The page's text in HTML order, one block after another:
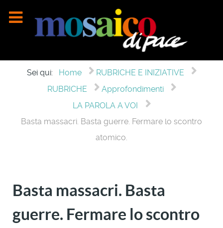
Sei qui: Home
RUBRICHE E INIZIATIVE
RUBRICHE
Approfondimenti
LA PAROLA A VOI
Basta massacri. Basta guerre. Fermare lo scontro
atomico.
Basta massacri. Basta
guerre. Fermare lo scontro